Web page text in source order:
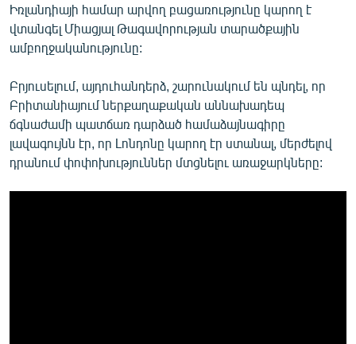
Իռլանդիայի համար արվող բացառությունը կարող է
վտանգել Միացյալ Թագավորության տարածքային
ամբողջականությունը:
Բրյուսելում, այդուհանդերձ, շարունակում են պնդել, որ
Բրիտանիայում ներքաղաքական աննախադեպ
ճգնաժամի պատճառ դարձած համաձայնագիրը
լավագույնն էր, որ Լոնդոնը կարող էր ստանալ, մերժելով
դրանում փոփոխություններ մտցնելու առաջարկները: